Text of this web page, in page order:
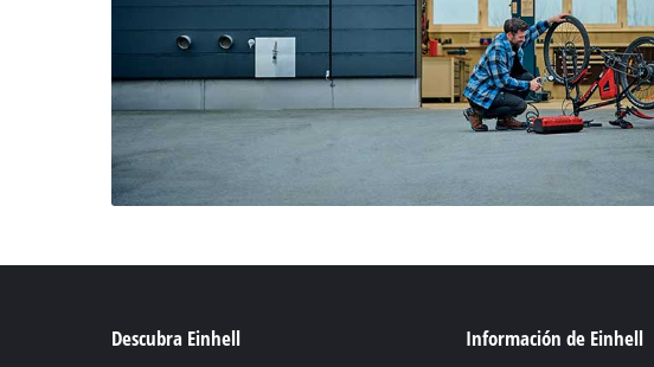
Descubra Einhell Información de Einhell